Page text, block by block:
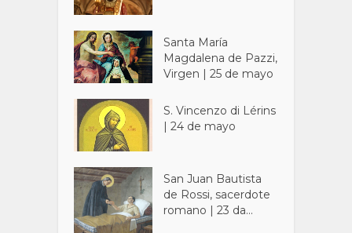
Santa María
Magdalena de Pazzi,
Virgen | 25 de mayo
S. Vincenzo di Lérins
| 24 de mayo
San Juan Bautista
de Rossi, sacerdote
romano | 23 da...